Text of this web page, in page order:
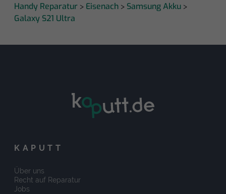
Handy Reparatur > Eisenach > Samsung Akku >
Galaxy S21 Ultra
KAPUTT
Über uns
Recht auf Reparatur
Jobs